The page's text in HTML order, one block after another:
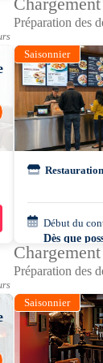
Préparation des
Saisonnier
Début du
Dès que
Préparation des
Saisonnier